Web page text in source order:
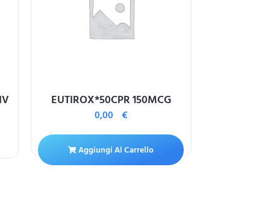
EUTIROX*50CPR 150MCG
0,00 €
Aggiungi Al Carrello